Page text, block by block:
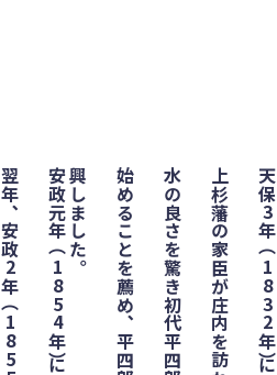
天保3年（1832年）に、
上杉藩の家臣が庄内を訪れた際に、
興しました。
翌年、安政2年（1855年）